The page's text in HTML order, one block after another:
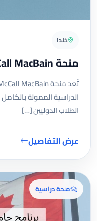
كندا
منحة McCall MacBain في كندا
الدراسية الممولة
الطلاب الدوليين […]
عرض التفاصيل
منحة دراسية